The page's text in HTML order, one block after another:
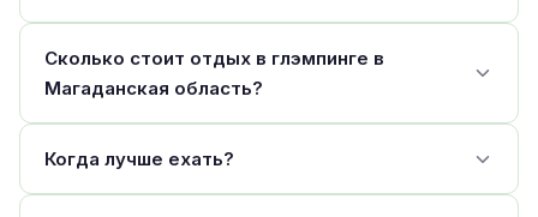
Сколько стоит отдых в глэмпинге в
Магаданская область?
Когда лучше ехать?